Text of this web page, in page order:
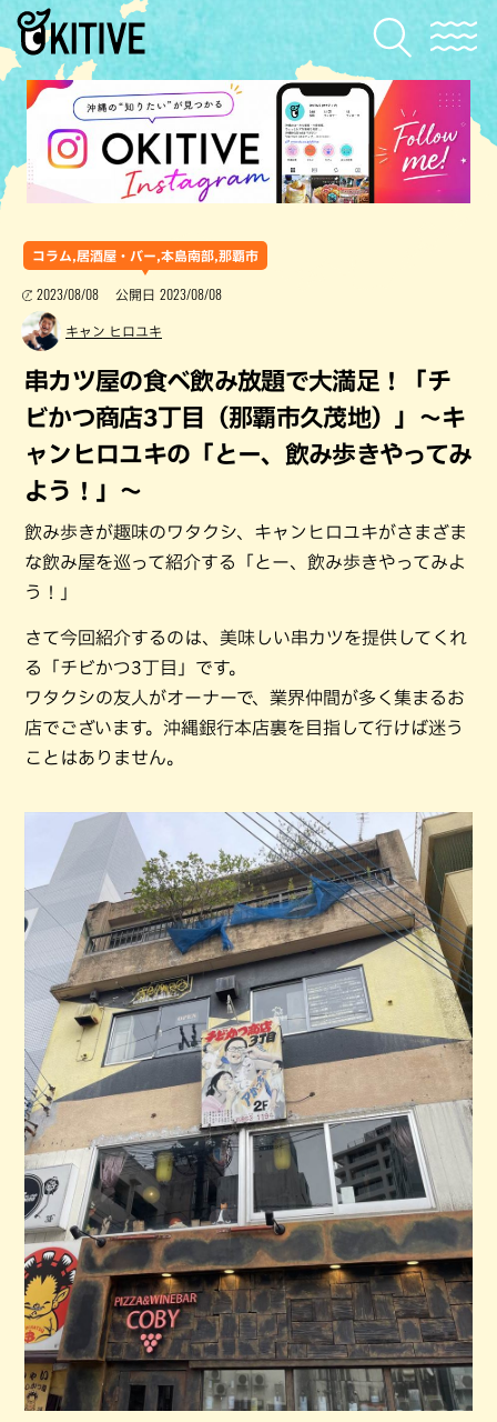
コラム,居酒屋・バー,本島南部,那覇市
2023/08/08 公開日 2023/08/08
キャン ヒロユキ
串カツ屋の食べ飲み放題で大満足！「チ
ビかつ商店3丁目（那覇市久茂地）」～キ
ャンヒロユキの「とー、飲み歩きやってみ
よう！」～
飲み歩きが趣味のワタクシ、キャンヒロユキがさまざま
な飲み屋を巡って紹介する「とー、飲み歩きやってみよ
う！」
さて今回紹介するのは、美味しい串カツを提供してくれ
る「チビかつ3丁目」です。
ワタクシの友人がオーナーで、業界仲間が多く集まるお
店でございます。沖縄銀行本店裏を目指して行けば迷う
ことはありません。